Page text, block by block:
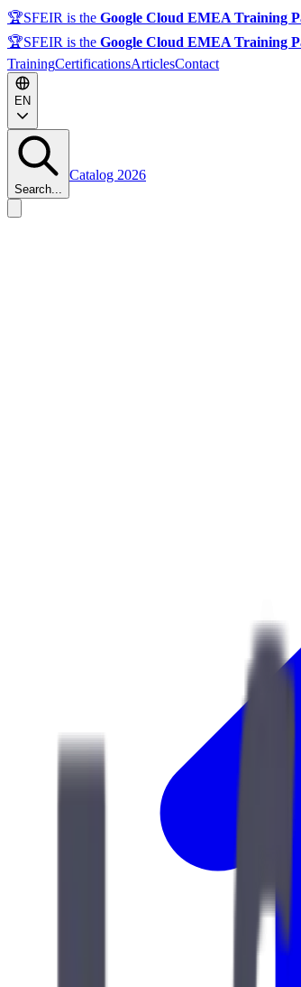
🏆SFEIR is the Google Cloud EMEA Training
🏆SFEIR is the Google Cloud EMEA Training
TrainingCertificationsArticlesContact
EN
Search...
Catalog 2026